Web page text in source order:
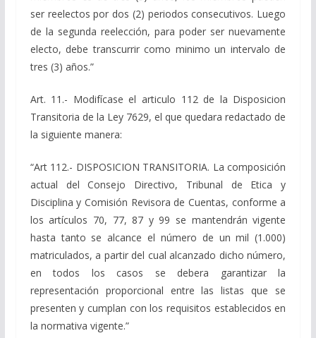
ser reelectos por dos (2) periodos consecutivos. Luego
de la segunda reelección, para poder ser nuevamente
electo, debe transcurrir como minimo un intervalo de
tres (3) años.”
Art. 11.- Modifícase el articulo 112 de la Disposicion
Transitoria de la Ley 7629, el que quedara redactado de
la siguiente manera:
“Art 112.- DISPOSICION TRANSITORIA. La composición
actual del Consejo Directivo, Tribunal de Etica y
Disciplina y Comisión Revisora de Cuentas, conforme a
los artículos 70, 77, 87 y 99 se mantendrán vigente
hasta tanto se alcance el número de un mil (1.000)
matriculados, a partir del cual alcanzado dicho número,
en todos los casos se debera garantizar la
representación proporcional entre las listas que se
presenten y cumplan con los requisitos establecidos en
la normativa vigente.”